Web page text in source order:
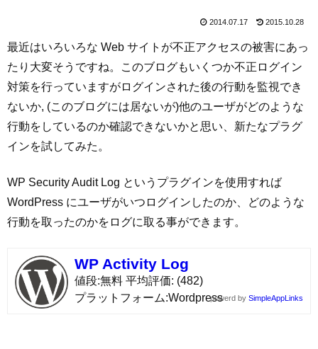
2014.07.17 2015.10.28
最近はいろいろな Web サイトが不正アクセスの被害にあっ
たり大変そうですね。このブログもいくつか不正ログイン
対策を行っていますがログインされた後の行動を監視でき
ないか, (このブログには居ないが)他のユーザがどのような
行動をしているのか確認できないかと思い、新たなプラグ
インを試してみた。
WP Security Audit Log というプラグインを使用すれば
WordPress にユーザがいつログインしたのか、どのような
行動を取ったのかをログに取る事ができます。
WP Activity Log
値段 無料 平均評価 (482)
プラットフォーム Wordpresspowerd by SimpleAppLinks